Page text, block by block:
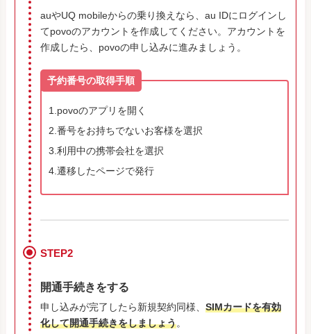
auやUQ mobileからの乗り換えなら、au IDにログインし
てpovoのアカウントを作成してください。アカウントを
作成したら、povoの申し込みに進みましょう。
予約番号の取得手順
1.povoのアプリを開く
2.番号をお持ちでないお客様を選択
3.利用中の携帯会社を選択
4.遷移したページで発行
STEP2
開通手続きをする
申し込みが完了したら新規契約同様、 SIMカードを有効
化して開通手続きをしましょう。